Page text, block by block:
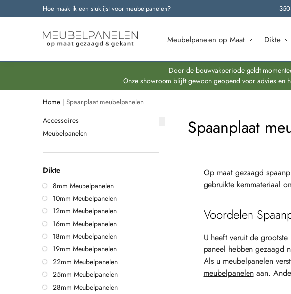
Hoe maak ik een stuklijst voor meubelpanelen?
Meubelpanelen op Maat Dikte
Onze nieuwste producten
Door de bouwvakperiode geldt
Onze showroom blijft gewoon geopend voor advies en
Home | Spaanplaat meubelpanelen
Spaanplaat
Op maat gezaagd
gebruikte kernmateriaal
Voordelen
U heeft veruit de
paneel hebben gezaagd
Als u meubelpanelen
meubelpanelenaan.
Accessoires
Meubelpanelen
Dikte
8mm Meubelpanelen
10mm Meubelpanelen
12mm Meubelpanelen
16mm Meubelpanelen
18mm Meubelpanelen
19mm Meubelpanelen
22mm Meubelpanelen
25mm Meubelpanelen
28mm Meubelpanelen